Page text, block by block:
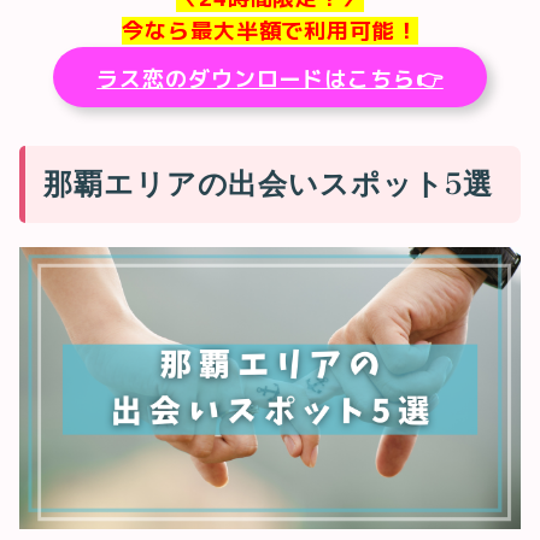
今なら最大半額で利用可能！
ラス恋のダウンロードはこちら👉
那覇エリアの出会いスポット5選